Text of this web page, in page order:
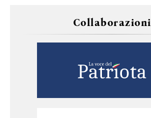
Collaborazioni